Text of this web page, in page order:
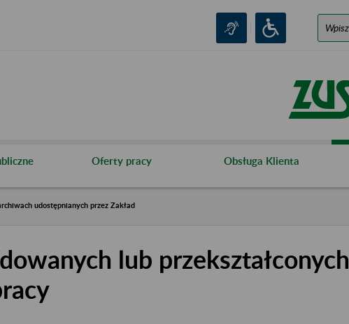
Oferty pracy Obsługa Klienta
udostępnianych przez Zakład
lub przekształconych